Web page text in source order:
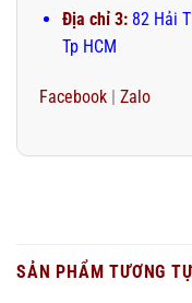
Địa chỉ 3:82 Hải
Tp HCM
Facebook | Zalo
SẢN PHẨM TƯƠNG